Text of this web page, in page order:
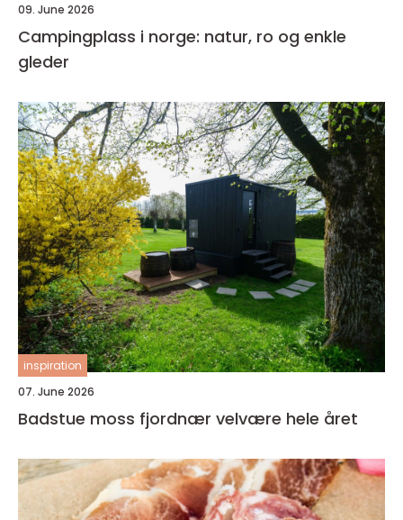
09. June 2026
Campingplass i norge: natur, ro og enkle
gleder
inspiration
07. June 2026
Badstue moss fjordnær velvære hele året